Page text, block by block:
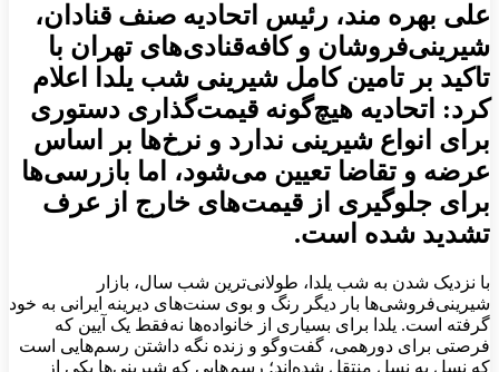
علی بهره‎ مند، رئیس اتحادیه صنف قنادان،
شیرینی‌فروشان و کافه‌قنادی‌های تهران با
تاکید بر تامین کامل شیرینی شب یلدا اعلام
کرد: اتحادیه هیچ‌گونه قیمت‌گذاری دستوری
برای انواع شیرینی ندارد و نرخ‌ها بر اساس
عرضه و تقاضا تعیین می‌شود، اما بازرسی‌ها
برای جلوگیری از قیمت‌های خارج از عرف
تشدید شده است.
با نزدیک شدن به شب یلدا، طولانی‌ترین شب سال، بازار
شیرینی‌فروشی‌ها بار دیگر رنگ و بوی سنت‌های دیرینه ایرانی به خود
گرفته است. یلدا برای بسیاری از خانواده‌ها نه‌فقط یک آیین که
فرصتی برای دورهمی، گفت‌وگو و زنده نگه داشتن رسم‌هایی است
که نسل به نسل منتقل شده‌اند؛ رسم‌هایی که شیرینی‌ها یکی از